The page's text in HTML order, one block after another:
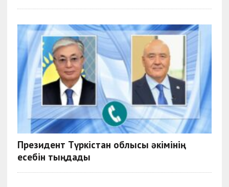
Президент Түркістан облысы әкімінің
есебін тыңдады